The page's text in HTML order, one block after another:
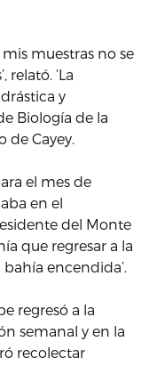
muestras no se
relató. ‘La
y
Biología de la
de Cayey.
el mes de
en el
del Monte
que regresar a la
bahía encendida’.
regresó a la
semanal y en la
recolectar